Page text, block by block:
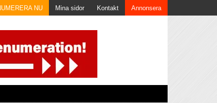
NU Mina sidor Kontakt Annonsera